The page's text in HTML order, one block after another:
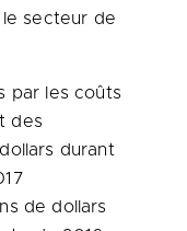
le secteur de
par les coûts
des
durant
de dollars